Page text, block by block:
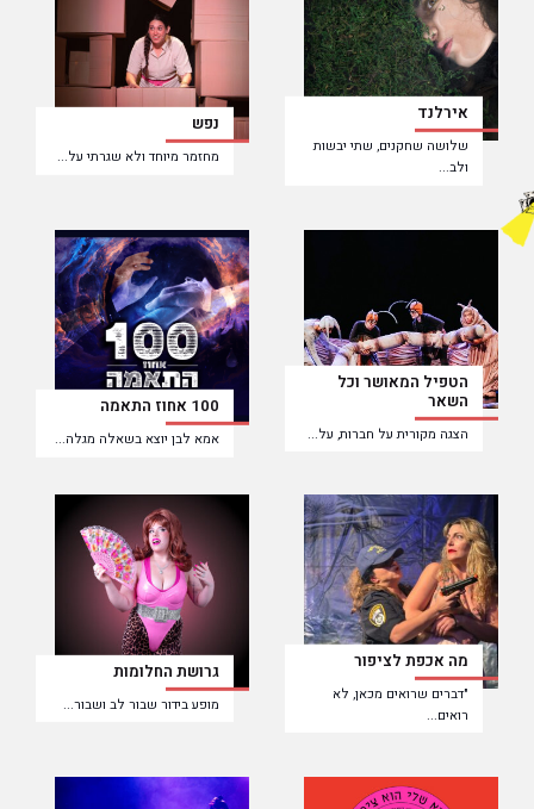
אירלנד
שלושה שחקנים, שתי יבשות
ולב...
נפש
מחזמר מיוחד ולא שגרתי על...
הטפיל המאושר וכל
השאר
הצגה מקורית על חברות, על...
100 אחוז התאמה
אמא לבן יוצא בשאלה מגלה...
מה אכפת לציפור
"דברים שרואים מכאן, לא
רואים...
גרושת החלומות
מופע בידור שבור לב ושבור...